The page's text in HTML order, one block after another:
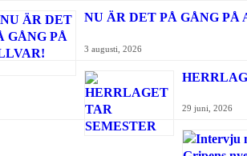
NU ÄR DET PÅ GÅNG PÅ
3 augusti, 2026
29 juni, 2026